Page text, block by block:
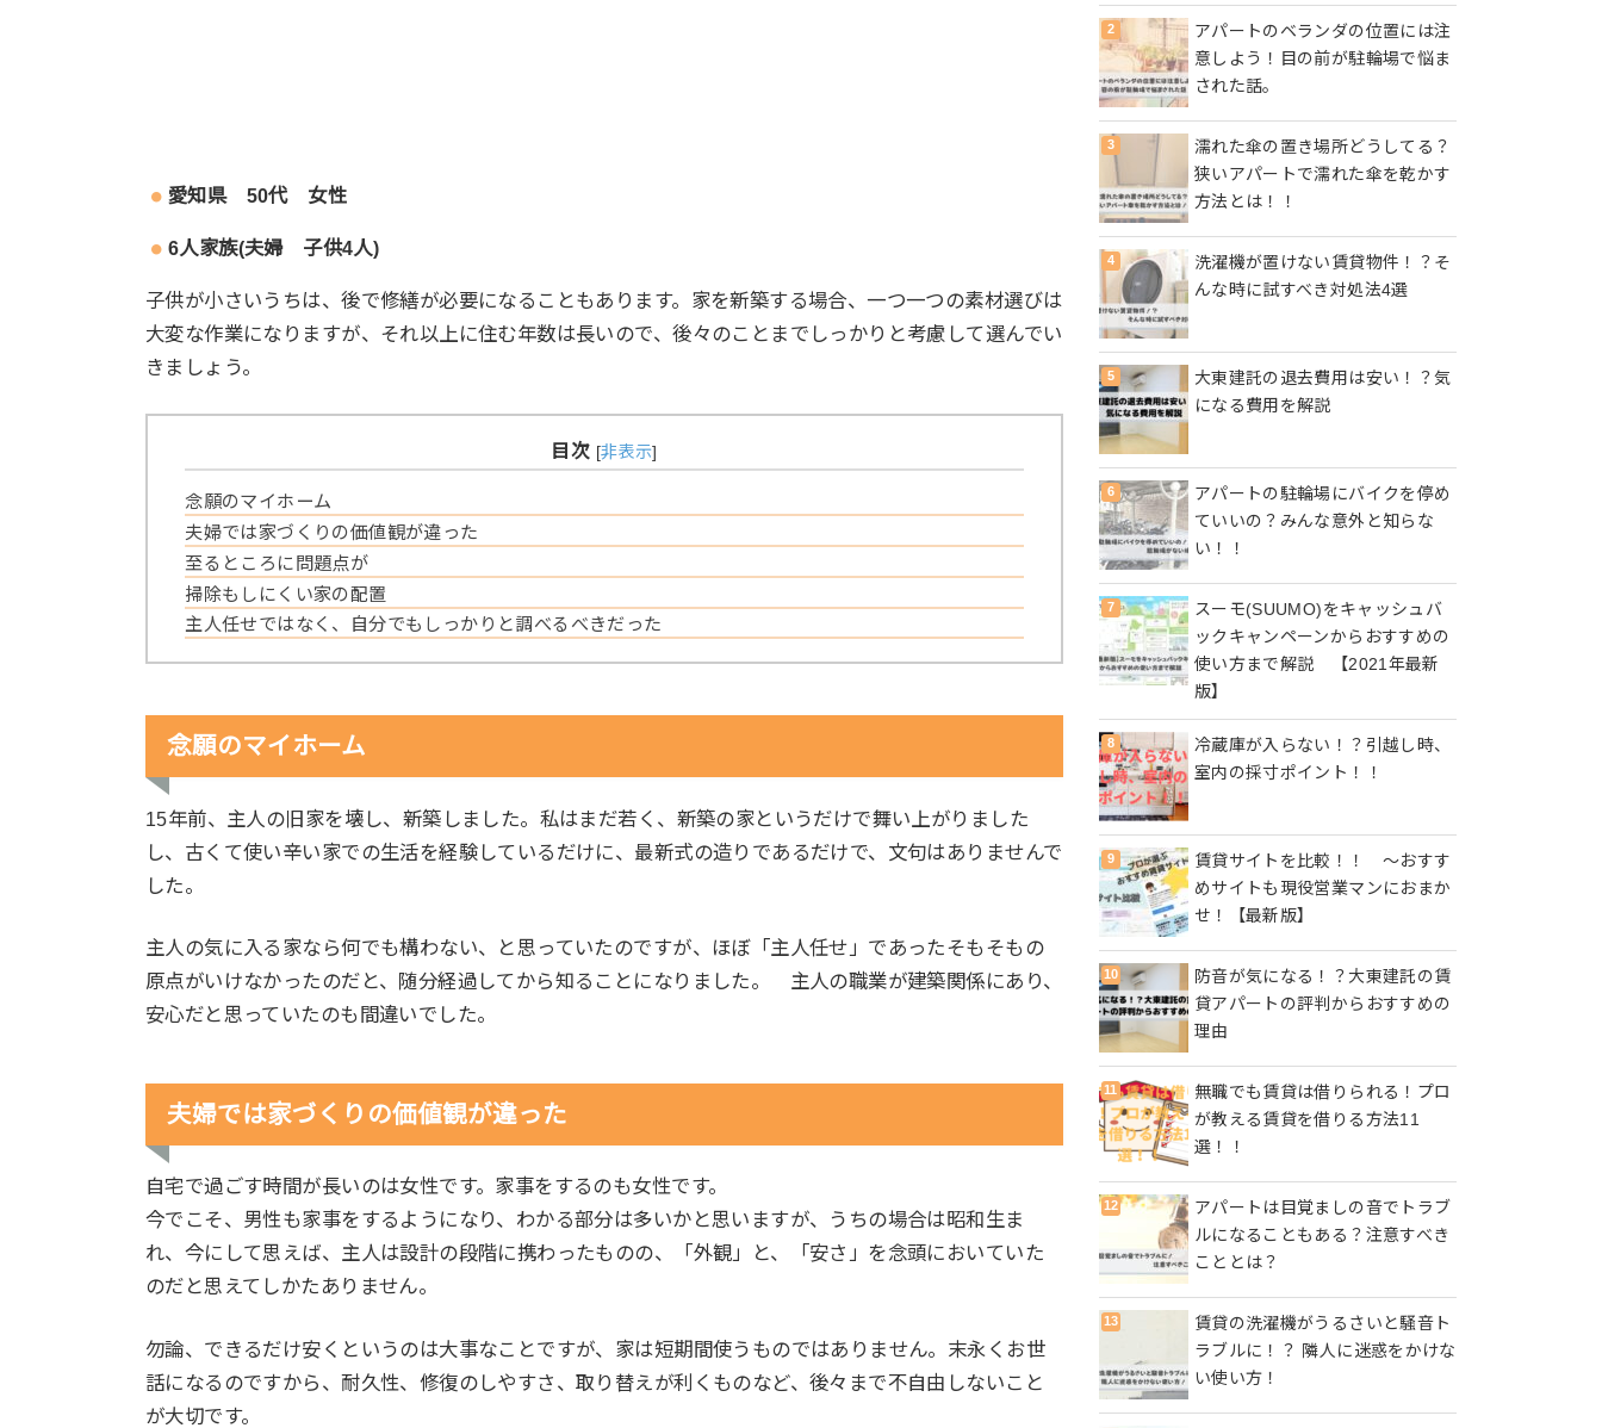
愛知県 50代 女性
6人家族(夫婦 子供4人)
子供が小さいうちは、後で修繕が必要になることもあります。家を新築する場合、一つ一つの素材選びは
大変な作業になりますが、それ以上に住む年数は長いので、後々のことまでしっかりと考慮して選んでい
きましょう。
目次 [非表示]
念願のマイホーム
夫婦では家づくりの価値観が違った
至るところに問題点が
掃除もしにくい家の配置
主人任せではなく、自分でもしっかりと調べるべきだった
念願のマイホーム
15年前、主人の旧家を壊し、新築しました。私はまだ若く、新築の家というだけで舞い上がりました
し、古くて使い辛い家での生活を経験しているだけに、最新式の造りであるだけで、文句はありませんで
した。
主人の気に入る家なら何でも構わない、と思っていたのですが、ほぼ「主人任せ」であったそもそもの
原点がいけなかったのだと、随分経過してから知ることになりました。 主人の職業が建築関係にあり、
安心だと思っていたのも間違いでした。
夫婦では家づくりの価値観が違った
自宅で過ごす時間が長いのは女性です。家事をするのも女性です。
今でこそ、男性も家事をするようになり、わかる部分は多いかと思いますが、うちの場合は昭和生ま
れ、今にして思えば、主人は設計の段階に携わったものの、「外観」と、「安さ」を念頭においていた
のだと思えてしかたありません。
勿論、できるだけ安くというのは大事なことですが、家は短期間使うものではありません。末永くお世
話になるのですから、耐久性、修復のしやすさ、取り替えが利くものなど、後々まで不自由しないこと
が大切です。
アパートのベランダの位置には注
意しよう！目の前が駐輪場で悩ま
された話。
濡れた傘の置き場所どうしてる？
狭いアパートで濡れた傘を乾かす
方法とは！！
洗濯機が置けない賃貸物件！？そ
んな時に試すべき対処法4選
大東建託の退去費用は安い！？気
になる費用を解説
アパートの駐輪場にバイクを停め
ていいの？みんな意外と知らな
い！！
スーモ(SUUMO)をキャッシュバ
ックキャンペーンからおすすめの
使い方まで解説 【2021年最新
版】
冷蔵庫が入らない！？引越し時、
室内の採寸ポイント！！
賃貸サイトを比較！！ ～おすす
めサイトも現役営業マンにおまか
せ！【最新版】
防音が気になる！？大東建託の賃
貸アパートの評判からおすすめの
理由
無職でも賃貸は借りられる！プロ
が教える賃貸を借りる方法11
選！！
アパートは目覚ましの音でトラブ
ルになることもある？注意すべき
こととは？
賃貸の洗濯機がうるさいと騒音ト
ラブルに！？ 隣人に迷惑をかけな
い使い方！